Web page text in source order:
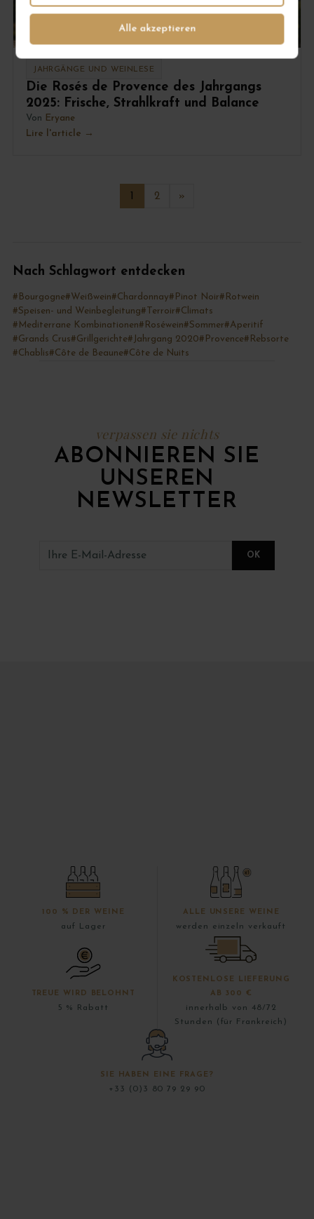
Alle akzeptieren
JAHRGÄNGE UND WEINLESE
Die Rosés de Provence des Jahrgangs
2025: Frische, Strahlkraft und Balance
Von
Eryane
Lire l'article
2 »
Nach Schlagwort entdecken
#Bourgogne#Weißwein#Chardonnay#Pinot Noir#Rotwein
#Speisen- und Weinbegleitung#Terroir#Climats
#Mediterrane Kombinationen#Roséwein#Sommer#Aperitif
#Grands Crus#Grillgerichte#Jahrgang 2020#Provence#Rebsorte
#Chablis#Côte de Beaune#Côte de Nuits
verpassen sie nichts
ABONNIEREN SIE
UNSEREN
NEWSLETTER
100 % DER WEINE
auf Lager
ALLE UNSERE WEINE
werden einzeln verkauft
TREUE WIRD BELOHNT
5 % Rabatt
KOSTENLOSE LIEFERUNG
AB 300 €
innerhalb von 48/72
Stunden (für Frankreich)
SIE HABEN EINE FRAGE?
+33 (0)3 80 79 29 90